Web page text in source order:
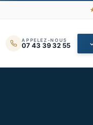
APPELEZ-NOUS
07 43 39 32 55